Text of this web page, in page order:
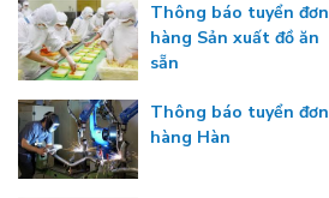
Thông báo tuyển đơn
hàng Sản xuất đồ ăn
sẵn
Thông báo tuyển đơn
hàng Hàn